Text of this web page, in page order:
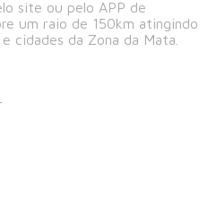
site ou pelo APP de
um raio de 150km atingindo
cidades da Zona da Mata.